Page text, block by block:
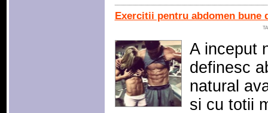
Exercitii pentru abdomen bune
A inceput
definesc
natural
si cu totii